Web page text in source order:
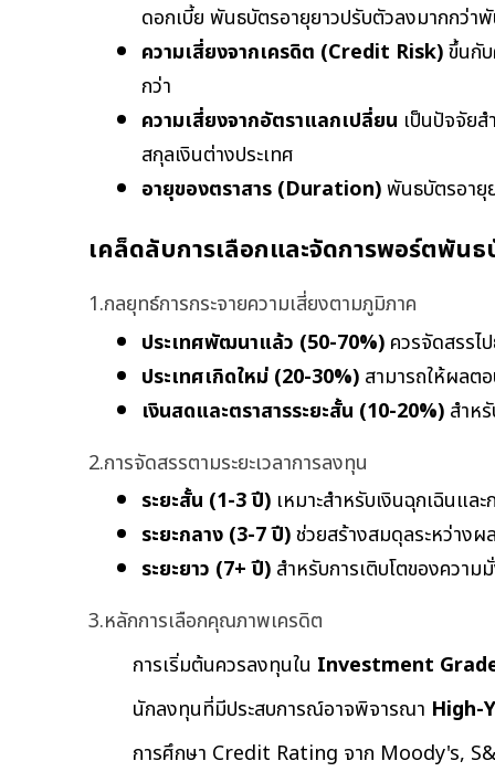
ดอกเบี้ย พันธบัตรอายุยาวปรับตัวลงมากกว่า
ความเสี่ยงจากเครดิต (Credit Risk) ขึ้นกั
กว่า
ความเสี่ยงจากอัตราแลกเปลี่ยน เป็นปัจจัย
สกุลเงินต่างประเทศ
อายุของตราสาร (Duration) พันธบัตรอายุ
เคล็ดลับการเลือกและจัดการพอร์ตพันธ
1.กลยุทธ์การกระจายความเสี่ยงตามภูมิภาค
ประเทศพัฒนาแล้ว (50-70%) ควรจัดสรร
ประเทศเกิดใหม่ (20-30%) สามารถให้ผลต
เงินสดและตราสารระยะสั้น (10-20%) สำห
2.การจัดสรรตามระยะเวลาการลงทุน
ระยะสั้น (1-3 ปี) เหมาะสำหรับเงินฉุกเฉินแล
ระยะกลาง (3-7 ปี) ช่วยสร้างสมดุลระหว่าง
ระยะยาว (7+ ปี) สำหรับการเติบโตของควา
3.หลักการเลือกคุณภาพเครดิต
การเริ่มต้นควรลงทุนใน Investment
นักลงทุนที่มีประสบการณ์อาจพิจารณา High-
การศึกษา Credit Rating จาก Moody's,